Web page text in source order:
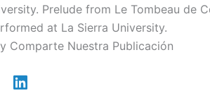
Prelude from Le Tombeau de
at La Sierra University.
Comparte Nuestra Publicación